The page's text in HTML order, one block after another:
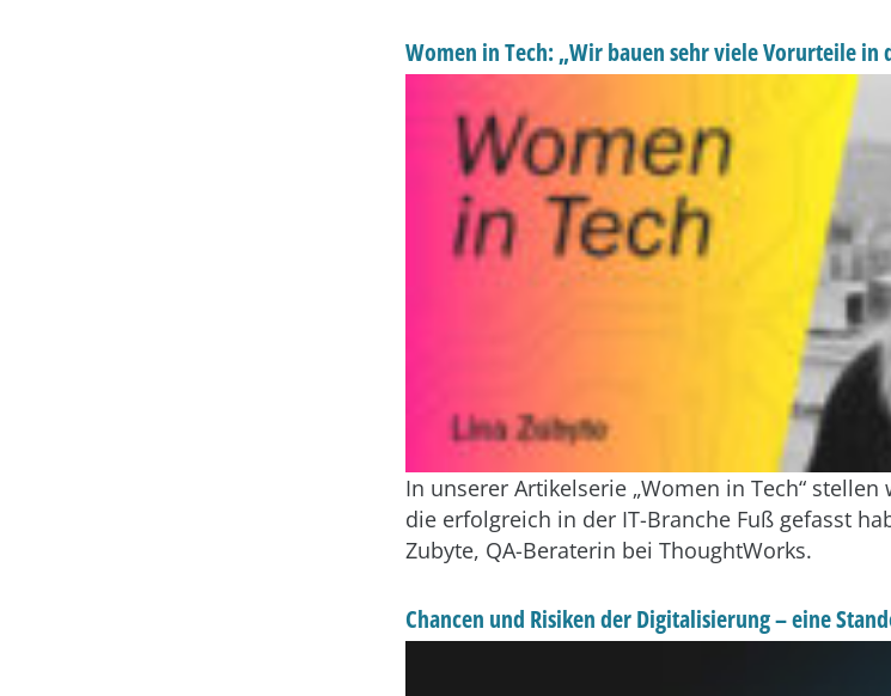
Women in Tech: „Wir bauen sehr viele Vorurteile in
In unserer Artikelserie „Women in Tech“
die erfolgreich in der IT-Branche Fuß gefasst
Zubyte, QA-Beraterin bei ThoughtWorks.
Chancen und Risiken der Digitalisierung – eine